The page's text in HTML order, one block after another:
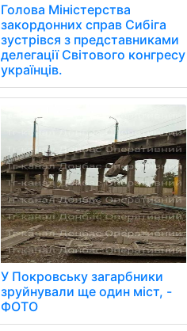
Голова Міністерства
закордонних справ Сибіга
зустрівся з представниками
делегації Світового конгресу
українців.
У Покровську загарбники
зруйнували ще один міст, -
ФОТО